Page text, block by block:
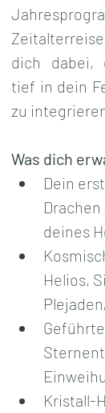
dich dabei,
tief in dein
zu
Was dich
Dein
deines
Helios,
Kristall-